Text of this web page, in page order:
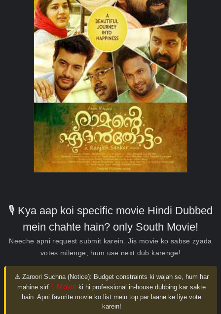
🎙️ Kya aap koi specific movie Hindi Dubbed
mein chahte hain? only South Movie!
Neeche apni request submit karein. Jis movie ko sabse zyada
votes milenge, hum use next dub karenge!
⚠️ Zaroori Suchna (Notice): Budget constraints ki wajah se, hum har
mahine sirf 1 Movie ki hi professional in-house dubbing kar sakte
hain. Apni favorite movie ko list mein top par laane ke liye vote
karein!